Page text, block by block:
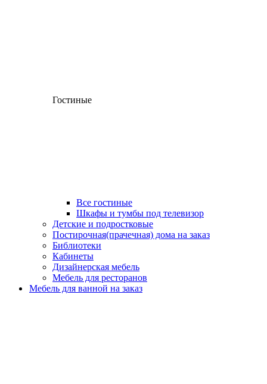
Гостиные
Все гостиные
Шкафы и тумбы под телевизор
Детские и подростковые
Постирочная(прачечная) дома на заказ
Библиотеки
Кабинеты
Дизайнерская мебель
Мебель для ресторанов
Мебель для ванной на заказ